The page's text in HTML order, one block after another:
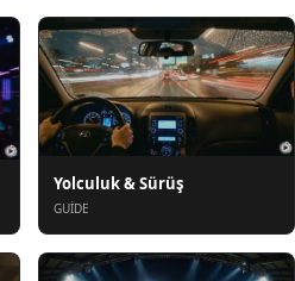
Yolculuk & Sürüş
GUIDE